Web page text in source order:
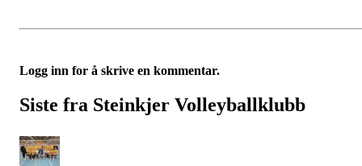
Logg inn for å skrive en kommentar.
Siste fra Steinkjer Volleyballklubb